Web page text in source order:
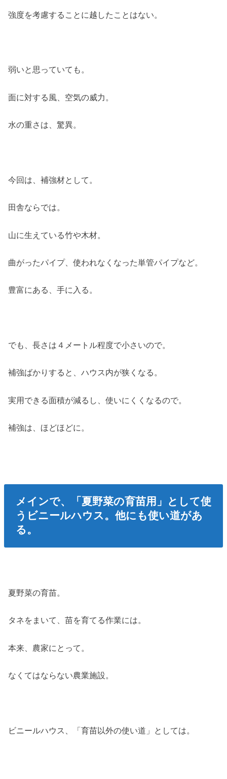
強度を考慮することに越したことはない。
弱いと思っていても。
面に対する風、空気の威力。
水の重さは、驚異。
今回は、補強材として。
田舎ならでは。
山に生えている竹や木材。
曲がったパイプ、使われなくなった単管パイプなど。
豊富にある、手に入る。
でも、長さは４メートル程度で小さいので。
補強ばかりすると、ハウス内が狭くなる。
実用できる面積が減るし、使いにくくなるので。
補強は、ほどほどに。
メインで、「夏野菜の育苗用」として使
うビニールハウス。他にも使い道があ
る。
夏野菜の育苗。
タネをまいて、苗を育てる作業には。
本来、農家にとって。
なくてはならない農業施設。
ビニールハウス、「育苗以外の使い道」としては。